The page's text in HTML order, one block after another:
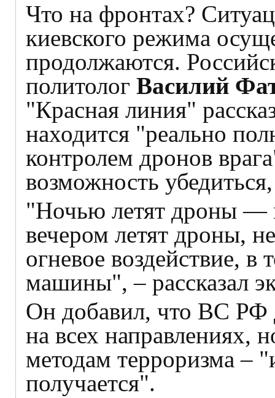
Что на фронтах?
киевского режима
продолжаются.
политолог Василий
"Красная линия"
находится "реально
контролем дронов
возможность
"Ночью летят дроны —
вечером летят дроны,
огневое воздействие, в
машины", – рассказал
Он добавил, что ВС РФ
на всех направлениях,
методам терроризма –
получается".